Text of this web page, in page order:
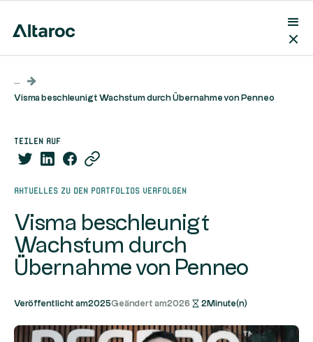
...
Visma beschleunigt Wachstum durch Übernahme von Penneo
teilen auf
Aktuelles zu den Portfolios verfolgen
Visma beschleunigt
Wachstum durch
Übernahme von Penneo
Veröffentlicht am2025Geändert am2026 2 Minute(n)